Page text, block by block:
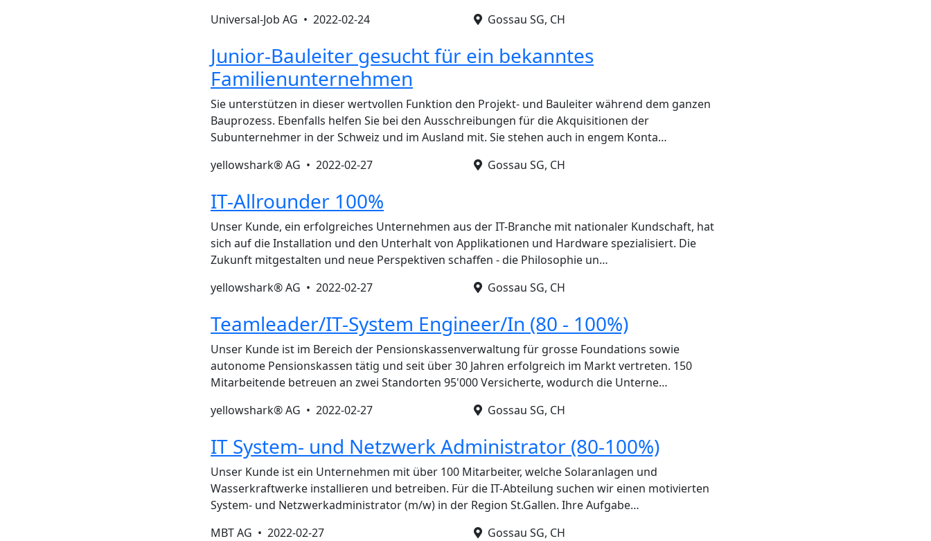
Universal-Job AG • 2022-02-24 Gossau SG, CH
Junior-Bauleiter gesucht für ein bekanntes
Familienunternehmen
Sie unterstützen in dieser wertvollen Funktion den Projekt- und Bauleiter während dem ganzen
Bauprozess. Ebenfalls helfen Sie bei den Ausschreibungen für die Akquisitionen der
Subunternehmer in der Schweiz und im Ausland mit. Sie stehen auch in engem Konta…
yellowshark® AG • 2022-02-27 Gossau SG, CH
IT-Allrounder 100%
Unser Kunde, ein erfolgreiches Unternehmen aus der IT-Branche mit nationaler Kundschaft, hat
sich auf die Installation und den Unterhalt von Applikationen und Hardware spezialisiert. Die
Zukunft mitgestalten und neue Perspektiven schaffen - die Philosophie un…
yellowshark® AG • 2022-02-27 Gossau SG, CH
Teamleader/IT-System Engineer/In (80 - 100%)
Unser Kunde ist im Bereich der Pensionskassenverwaltung für grosse Foundations sowie
autonome Pensionskassen tätig und seit über 30 Jahren erfolgreich im Markt vertreten. 150
Mitarbeitende betreuen an zwei Standorten 95'000 Versicherte, wodurch die Unterne…
yellowshark® AG • 2022-02-27 Gossau SG, CH
IT System- und Netzwerk Administrator (80-100%)
Unser Kunde ist ein Unternehmen mit über 100 Mitarbeiter, welche Solaranlagen und
Wasserkraftwerke installieren und betreiben. Für die IT-Abteilung suchen wir einen motivierten
System- und Netzwerkadministrator (m/w) in der Region St.Gallen. Ihre Aufgabe…
MBT AG • 2022-02-27 Gossau SG, CH